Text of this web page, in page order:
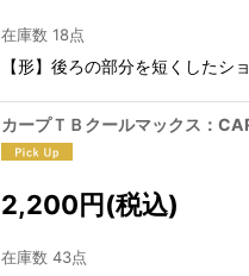
在庫数 18点
【形】後ろの部分を短くした
カープＴＢクールマックス：
2,200円(税込)
在庫数 43点